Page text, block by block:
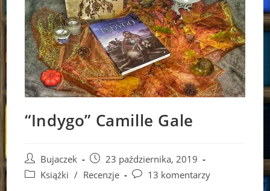
“Indygo” Camille Gale
Post
author:
Bujaczek
Post
published:
23 października, 2019
PostKsiążki / Recenzje
Post13 komentarzy